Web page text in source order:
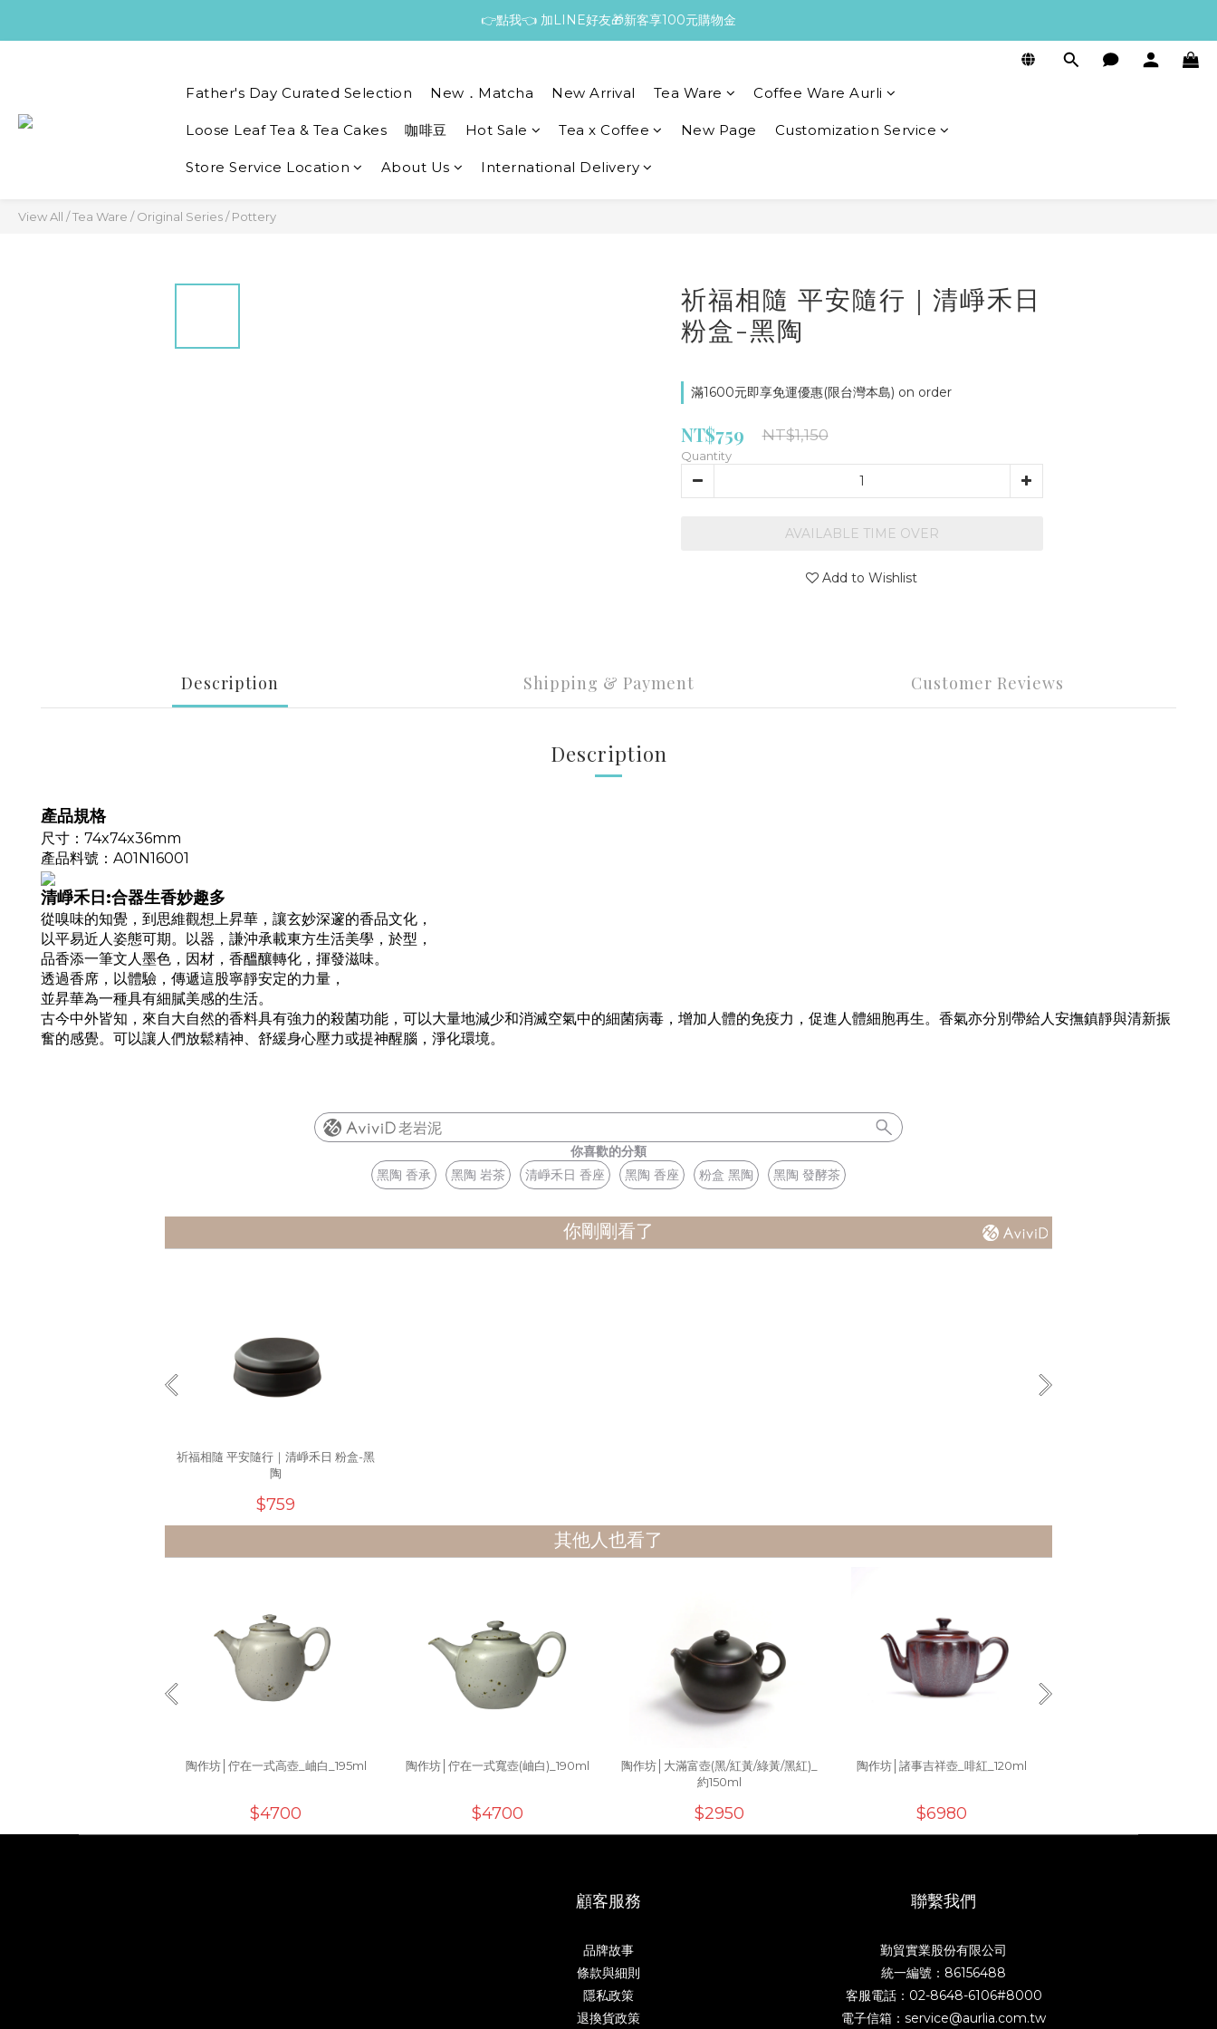
👉點我👈 加LINE好友🎁新客享100元購物金
Father's Day Curated Selection New．Matcha New Arrival Tea Ware Coffee Ware Aurli
Loose Leaf Tea & Tea Cakes 咖啡豆 Hot Sale Tea x Coffee New Page Customization Service
Store Service Location About Us International Delivery
View All /Tea Ware /Original Series/Pottery
祈福相隨 平安隨行｜清崢禾日
粉盒-黑陶
滿1600元即享免運優惠(限台灣本島) on order
NT$759 NT$1,150
Quantity
AVAILABLE TIME OVER
Add to Wishlist
Description Shipping & Payment Customer Reviews
Description
產品規格
尺寸：74x74x36mm
產品料號 ：A01N16001
清崢禾日:合器生香妙趣多
從嗅味的知覺，到思維觀想上昇華，讓玄妙深邃的香品文化，
以平易近人姿態可期。以器，謙沖承載東方生活美學，於型，
品香添一筆文人墨色，因材，香醞釀轉化，揮發滋味。
透過香席，以體驗，傳遞這股寧靜安定的力量，
並昇華為一種具有細膩美感的生活。
古今中外皆知，來自大自然的香料具有強力的殺菌功能，可以大量地減少和消滅空氣中的細菌病毒，增加人體的免疫力，促進人體細胞再生。香氣亦分別帶給人安撫鎮靜與清新振
奮的感覺。可以讓人們放鬆精神、舒緩身心壓力或提神醒腦，淨化環境。
老岩泥
你喜歡的分類
黑陶 香承
黑陶 岩茶 清崢禾日 香座 黑陶 香座 粉盒 黑陶 黑陶 發酵茶
你剛剛看了
祈福相隨 平安隨行｜清崢禾日 粉盒-黑
陶
$759
其他人也看了
陶作坊│佇在一式高壺_岫白_195ml
$4700
陶作坊│佇在一式寬壺(岫白)_190ml
$4700
陶作坊│大滿富壺(黑/紅黃/綠黃/黑紅)_
約150ml
$2950
陶作坊│諸事吉祥壺_啡紅_120ml
$6980
顧客服務
品牌故事
條款與細則
隱私政策
退換貨政策
聯繫我們
勤貿實業股份有限公司
統一編號：86156488
客服電話：02-8648-6106#8000
電子信箱：service@aurlia.com.tw